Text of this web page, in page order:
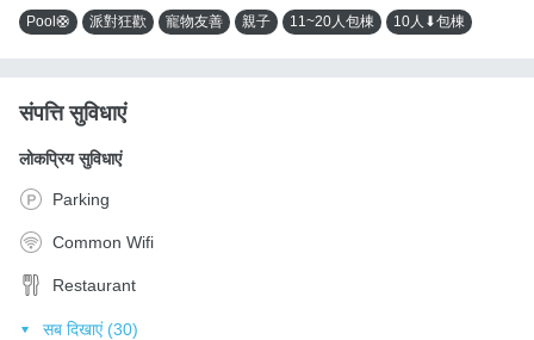
Pool🛟
派對狂歡 寵物友善 親子 11~20人包棟 10人⬇包棟
संपत्ति सुविधाएं
लोकप्रिय सुविधाएं
Parking
Common Wifi
Restaurant
सब दिखाएं (30)